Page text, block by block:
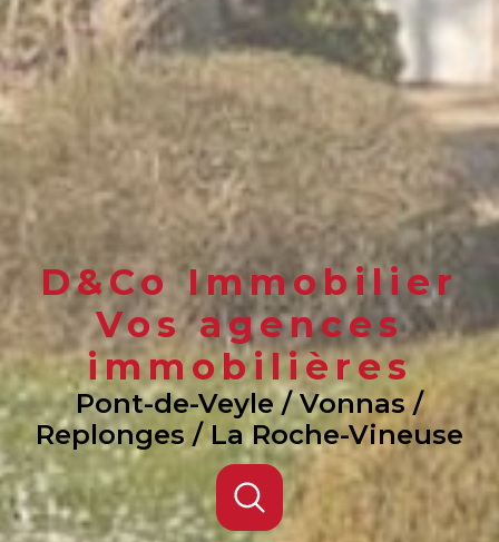
D&Co Immobilier
Vos agences
immobilières
Pont-de-Veyle / Vonnas /
Replonges / La Roche-Vineuse